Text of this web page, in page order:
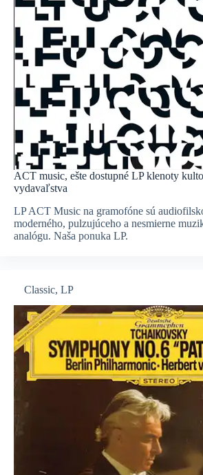
ACT music, ešte dostupné LP klenoty
vydavaľstva
LP ACT Music na gramofóne sú
moderného, pulzujúceho a nesmierne
analógu. Naša ponuka LP.
Classic, LP